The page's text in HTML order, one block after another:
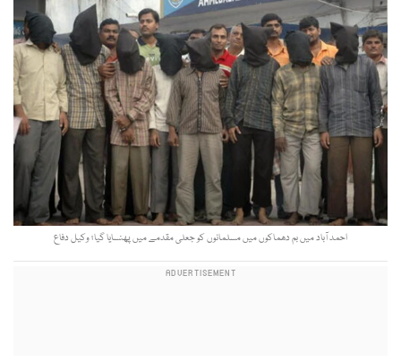
احمد آباد میں بم دھماکوں میں مسلمانوں کو جعلی مقدمے میں پھنسایا گیا؛ وکیل دفاع